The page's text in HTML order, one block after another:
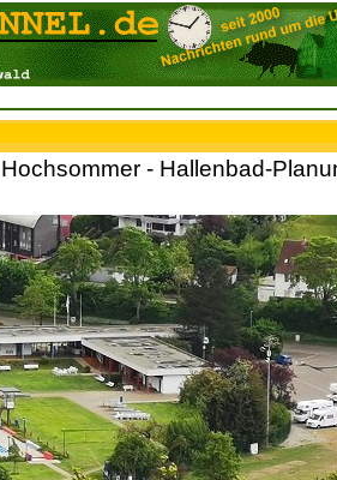
- Hallenbad-